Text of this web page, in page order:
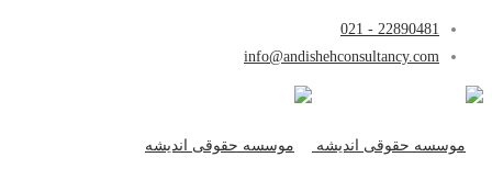
22890481 - 021
info@andishehconsultancy.com